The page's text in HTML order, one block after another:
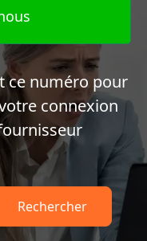
ce numéro pour
connexion
Rechercher